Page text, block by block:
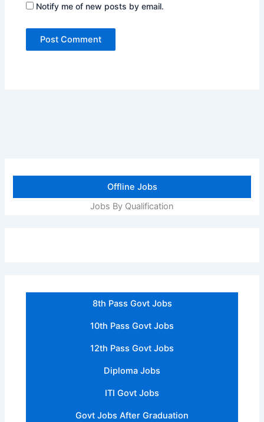
Notify me of new posts by email.
Offline Jobs
Jobs By Qualification
8th Pass Govt Jobs
10th Pass Govt Jobs
12th Pass Govt Jobs
Diploma Jobs
ITI Govt Jobs
Govt Jobs After Graduation